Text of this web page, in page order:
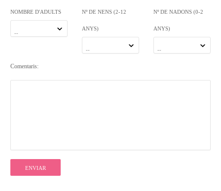
NOMBRE D'ADULTS
--
Nº DE NENS (2-12
ANYS)
--
Nº DE NADONS (0-2
ANYS)
--
Comentaris:
ENVIAR